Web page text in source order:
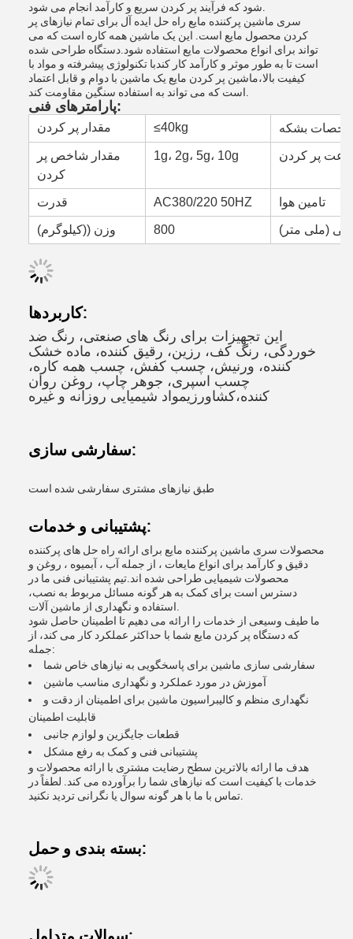
سری ماشین پرکننده مایع راه حل ایده آل برای تمام نیازهای پر
کردن محصول مایع است. این یک ماشین همه کاره است که می
تواند برای انواع محصولات مایع استفاده شود.دستگاه طراحی شده
است تا به طور موثر و کارآمد کار کندبا تکنولوژی پیشرفته و مواد با
کیفیت بالا،ماشین پر کردن مایع یک ماشین با دوام و قابل اعتماد
پارامترهای فنی:
مقدار پر کردن ≤40kg بشکه
مقدار شاخص پر
کردن
1g، 2g، 5g، 10g پر کردن
قدرت AC380/220 50HZ تامین هوا
وزن ((کیلوگرم) 800 کلی (ملی متر)
کاربردها:
این تجهیزات برای رنگ های صنعتی، رنگ ضد
خوردگی، رنگ کف، رزین، رقیق کننده، ماده خشک
کننده، ورنیش، چسب کفش، چسب همه کاره،
چسب اسپری، جوهر چاپ، روغن روان
کننده،کشاورزیمواد شیمیایی روزانه و غیره
سفارشی سازی:
طبق نیازهای مشتری سفارشی شده است
پشتیبانی و خدمات:
محصولات سری ماشین پرکننده مایع برای ارائه راه حل های پرکننده
دقیق و کارآمد برای انواع مایعات ، از جمله آب ، آبمیوه ، روغن و
محصولات شیمیایی طراحی شده اند.تیم پشتیبانی فنی ما در
دسترس است برای کمک به هر گونه مسائل مربوط به نصب،
ما طیف وسیعی از خدمات را ارائه می دهیم تا اطمینان حاصل شود
که دستگاه پر کردن مایع شما با حداکثر عملکرد کار می کند، از
جمله:
سفارشی سازی ماشین برای پاسخگویی به نیازهای خاص شما
آموزش در مورد عملکرد و نگهداری مناسب ماشین
نگهداری منظم و کالیبراسیون ماشین برای اطمینان از دقت و
قابلیت اطمینان
قطعات جایگزین و لوازم جانبی
پشتیبانی فنی و کمک به رفع مشکل
هدف ما ارائه بالاترین سطح رضایت مشتری با ارائه محصولات و
خدمات با کیفیت است که نیازهای شما را برآورده می کند. لطفاً در
بسته بندی و حمل: